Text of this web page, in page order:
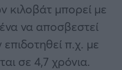
κιλοβάτ μπορεί με
να αποσβεστεί
π.χ. με
σε 4,7 χρόνια.